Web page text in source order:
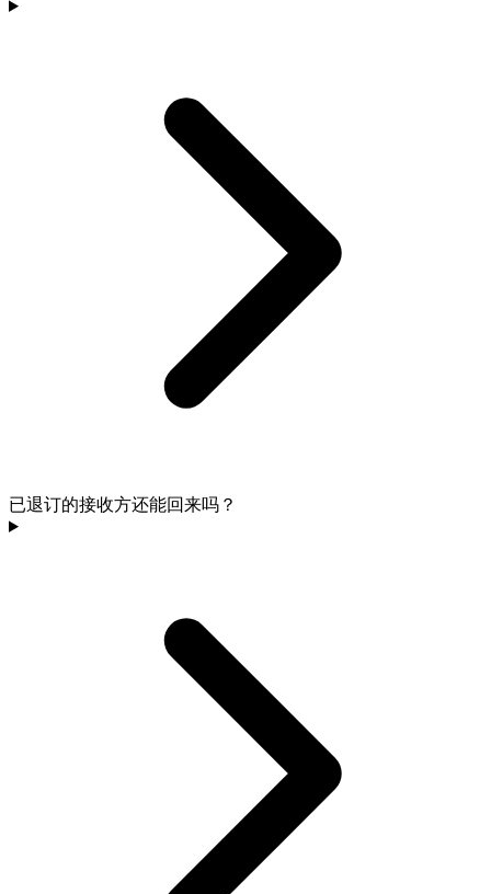
已退订的接收方还能回来吗？